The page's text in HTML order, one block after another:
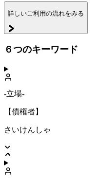
詳しいご利用の流れをみる
６つのキーワード
-立場-
【債権者】
さいけんしゃ